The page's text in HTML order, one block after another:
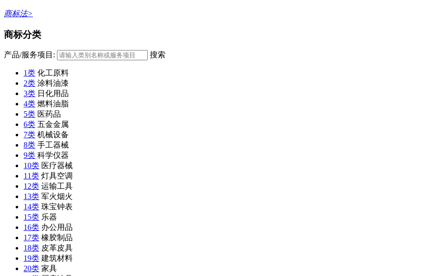
商标法>
商标分类
产品/服务项目: 搜索
1类 化工原料
2类 涂料油漆
3类 日化用品
4类 燃料油脂
5类 医药品
6类 五金金属
7类 机械设备
8类 手工器械
9类 科学仪器
10类 医疗器械
11类 灯具空调
12类 运输工具
13类 军火烟火
14类 珠宝钟表
15类 乐器
16类 办公用品
17类 橡胶制品
18类 皮革皮具
19类 建筑材料
20类 家具